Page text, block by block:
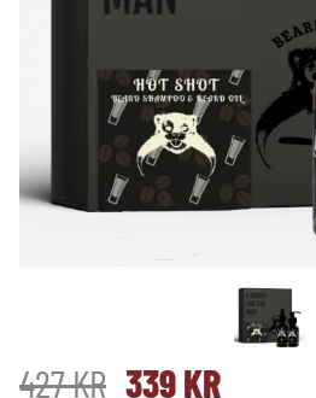
427KR DET
339KRDET